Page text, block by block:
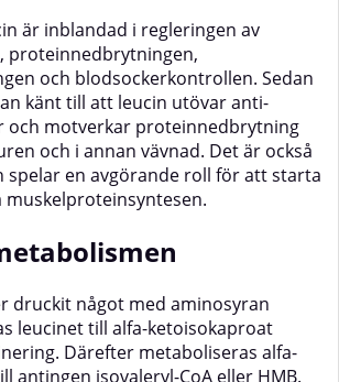
är inblandad i regleringen av
proteinnedbrytningen,
och blodsockerkontrollen. Sedan
känt till att leucin utövar anti-
och motverkar proteinnedbrytning
och i annan vävnad. Det är också
spelar en avgörande roll för att starta
druckit något med aminosyran
leucinet till alfa-ketoisokaproat
Därefter metaboliseras alfa-
antingen isovaleryl-CoA eller HMB.